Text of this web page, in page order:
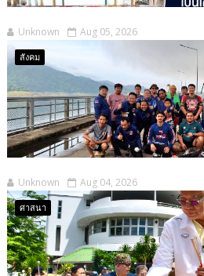
Unknown Aug 05, 2026
สังคม
Unknown Aug 04, 2026
ศาสนา